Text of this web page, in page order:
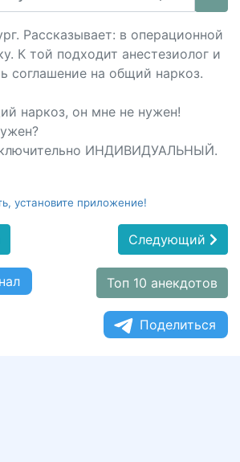
Рассказывает: в операционной
К той подходит анестезиолог и
соглашение на общий наркоз.
наркоз, он мне не нужен!
ИНДИВИДУАЛЬНЫЙ.
установите приложение!
Следующий
Топ 10 анекдотов
Поделиться